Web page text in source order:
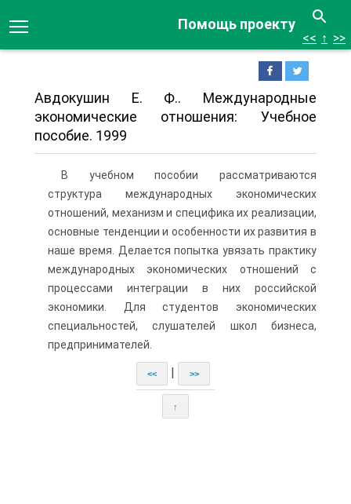
Помощь проекту
<< ↑ >>
Авдокушин Е. Ф.. Международные
экономические отношения: Учебное
пособие. 1999
В учебном пособии рассматриваются
структура международных экономических
отношений, механизм и специфика их реализации,
основные тенденции и особенности их развития в
наше время. Делается попытка увязать практику
международных экономических отношений с
процессами интеграции в них российской
экономики. Для студентов экономических
специальностей, слушателей школ бизнеса,
предпринимателей.
<< >>
↑